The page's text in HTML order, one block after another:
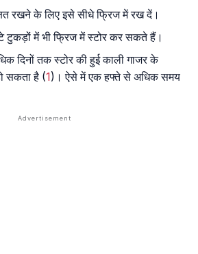
रखने के लिए इसे सीधे फ्रिज में रख दें।
टुकड़ों में भी फ्रिज में स्टोर कर सकते हैं।
दिनों तक स्टोर की हुई काली गाजर के
सकता है (1)। ऐसे में एक हफ्ते से अधिक समय